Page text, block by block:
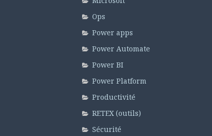
Ops
Power apps
Power Automate
Power BI
Power Platform
Productivité
RETEX (outils)
Sécurité